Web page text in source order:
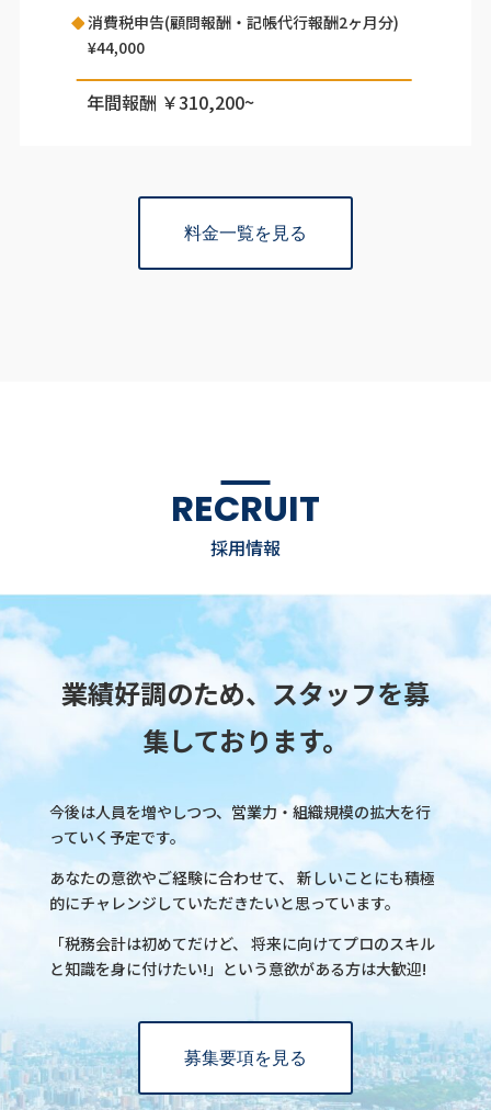
消費税申告(顧問報酬・記帳代行報酬2ヶ月分)
¥44,000
年間報酬 ￥310,200~
料金一覧を見る
RECRUIT
採用情報
業績好調のため、スタッフを募
集しております。
今後は人員を増やしつつ、営業力・組織規模の拡大を行
っていく予定です。
あなたの意欲やご経験に合わせて、 新しいことにも積極
的にチャレンジしていただきたいと思っています。
「税務会計は初めてだけど、 将来に向けてプロのスキル
と知識を身に付けたい!」という意欲がある方は大歓迎!
募集要項を見る